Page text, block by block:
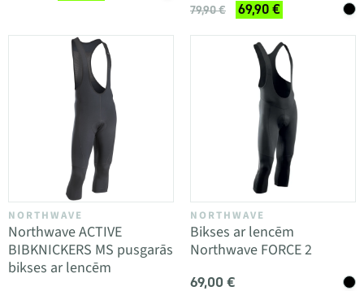
79,90 € 69,90 €
NORTHWAVE
Northwave ACTIVE
BIBKNICKERS MS pusgarās
bikses ar lencēm
NORTHWAVE
Bikses ar lencēm
Northwave FORCE 2
69,00 €